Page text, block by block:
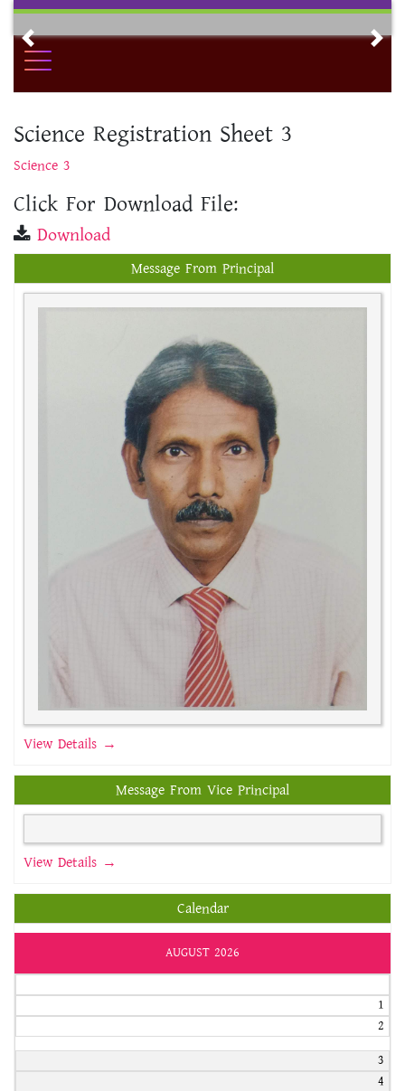
Skip
contentPrevious
Science Registration Sheet 3
Science 3
Click For Download File:
Download
Message From Principal
View Details →
Message From Vice Principal
View Details →
Calendar
AUGUST 2026
1
2
3
4